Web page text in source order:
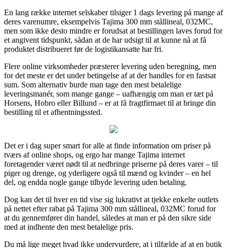
En lang række internet selskaber tilsiger 1 dags levering på mange af
deres varenumre, eksempelvis Tajima 300 mm stållineal, 032MC,
men som ikke desto mindre er forudsat at bestillingen laves forud for
et angivent tidspunkt, sådan at de har udsigt til at kunne nå at få
produktet distribueret før de logistikansatte har fri.
Flere online virksomheder præsterer levering uden beregning, men
for det meste er det under betingelse af at der handles for en fastsat
sum. Som alternativ burde man tage den mest betalelige
leveringsmanér, som mange gange – uafhængig om man er tæt på
Horsens, Hobro eller Billund – er at få fragtfirmaet til at bringe din
bestilling til et afhentningssted.
Det er i dag super smart for alle at finde information om priser på
tværs af online shops, og ergo har mange Tajima internet
foretagender været nødt til at nedbringe priserne på deres varer – til
piger og drenge, og yderligere også til mænd og kvinder – en hel
del, og endda nogle gange tilbyde levering uden betaling.
Dog kan det til hver en tid vise sig lukrativt at tjekke enkelte outlets
på nettet efter rabat på Tajima 300 mm stållineal, 032MC forud for
at du gennemfører din handel, således at man er på den sikre side
med at indhente den mest betalelige pris.
Du må lige meget hvad ikke undervurdere, at i tilfælde af at en butik